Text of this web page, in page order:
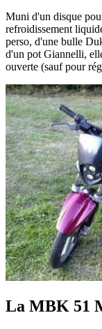
Muni d'un disque
refroidissement
perso, d'une bulle
d'un pot Giannelli,
ouverte (sauf pour
La MBK 51